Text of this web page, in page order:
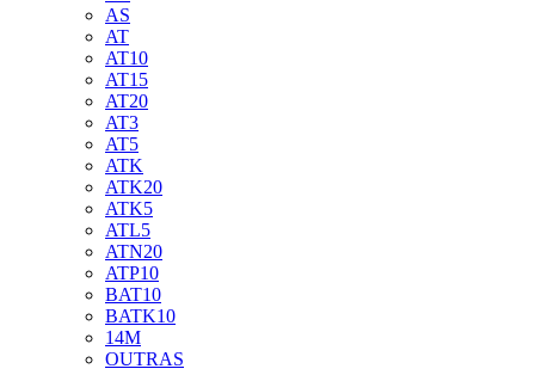
AS
AT
AT10
AT15
AT20
AT3
AT5
ATK
ATK20
ATK5
ATL5
ATN20
ATP10
BAT10
BATK10
14M
OUTRAS